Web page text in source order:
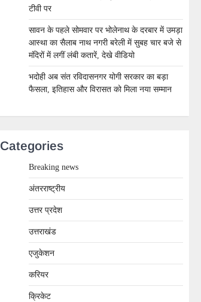
टीवी पर
सावन के पहले सोमवार पर भोलेनाथ के दरबार में उमड़ा
आस्था का सैलाब नाथ नगरी बरेली में सुबह चार बजे से
मंदिरों में लगीं लंबी कतारें, देखे वीडियो
भदोही अब संत रविदासनगर योगी सरकार का बड़ा
फैसला, इतिहास और विरासत को मिला नया सम्मान
Categories
Breaking news
अंतरराष्ट्रीय
उत्तर प्रदेश
उत्तराखंड
एजुकेशन
करियर
क्रिकेट